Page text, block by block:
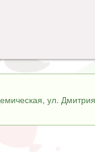
ул.